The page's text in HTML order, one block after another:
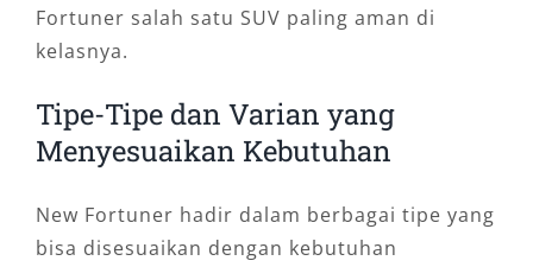
Fortuner salah satu SUV paling aman di
kelasnya.
Tipe-Tipe dan Varian yang
Menyesuaikan Kebutuhan
New Fortuner hadir dalam berbagai tipe yang
bisa disesuaikan dengan kebutuhan